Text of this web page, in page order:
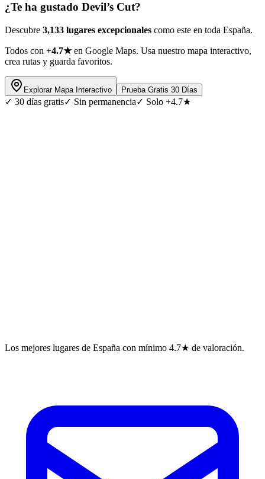
¿Te ha gustado Devil’s Cut?
Descubre 3,133 lugares excepcionales como este en toda España.
Todos con +4.7★en Google Maps. Usa nuestro mapa interactivo,
crea rutas y guarda favoritos.
Explorar Mapa Interactivo Prueba Gratis 30 Días
✓ 30 días gratis✓ Sin permanencia✓ Solo +4.7★
Los mejores lugares de España con mínimo 4.7★ de valoración.